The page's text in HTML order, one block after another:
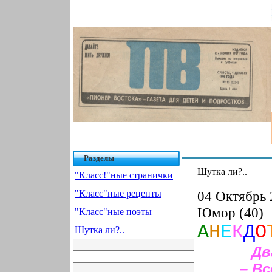
Разделы
"Класс!"ные странички
"Класс"ные рецепты
"Класс"ные поэты
Шутка ли?..
Шутка ли?..
04 Октябрь
Юмор (40)
АНЕКДО
–